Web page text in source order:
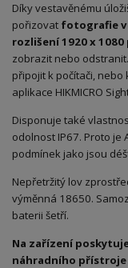
Díky vestavěnému
pořizovat fotografie v
rozlišení 1920 x 1080
zobrazit nebo
připojit k počítači,
aplikace HIKMICRO
Disponuje také
odolnost IP67. Proto je
podmínek jako jsou
Nepřetržitý lov
výměnná 18650.
baterii šetří.
Na zařízení
náhradního přístroje